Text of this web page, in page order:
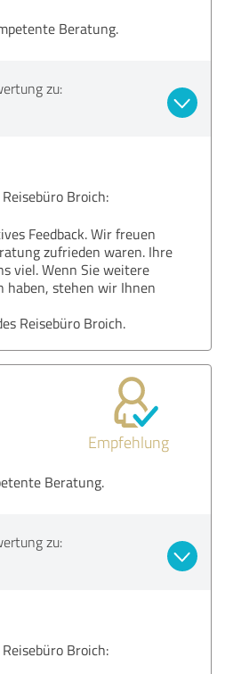
Beratung.
zu:
Broich:
Feedback. Wir freuen
zufrieden waren. Ihre
viel. Wenn Sie weitere
haben, stehen wir Ihnen
Reisebüro Broich.
Empfehlung
Beratung.
zu:
Broich: